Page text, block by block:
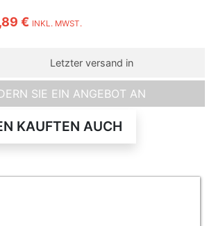
€ INKL. MWST.
Letzter versand in
SIE EIN ANGEBOT AN
KAUFTEN AUCH